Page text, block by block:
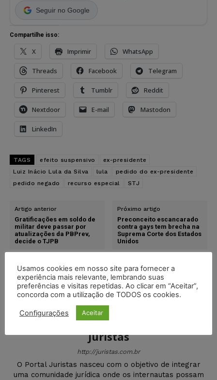
Seguir no Google
Compartilhe isso:
X Imprimir WhatsApp
Threads Facebook Telegram
Pinterest Tumblr Reddit
Nextdoor E-mail Mastodon
LinkedIn
TAGS efeito suspensivo
ex-presidente
Luiz Inácio Lula da Silva
lula
pedido do ex-presidente
pedido negado
recurso especial STJ
Artigo anterior
Gratificações em soldo de
militar deve passar por
atualizações da PBPrev,
decide o TJPB
Próximo artigo
Preconceito escancarado
contra gays tem brecha na
Suprema Corte dos Estados
Unidos
Juristas
http://juristas.com.br
O Portal Juristas nasceu com o objetivo de integrar
uma comunidade jurídica onde os internautas possam
Usamos cookies em nosso site para fornecer a
experiência mais relevante, lembrando suas
preferências e visitas repetidas. Ao clicar em “Aceitar”,
concorda com a utilização de TODOS os cookies.
Configurações Aceitar